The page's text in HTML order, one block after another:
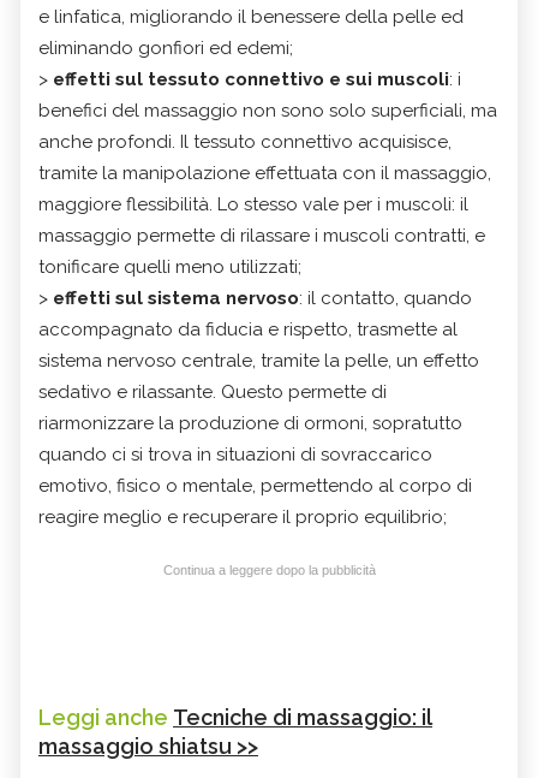
e linfatica, migliorando il benessere della pelle ed
eliminando gonfiori ed edemi;
> effetti sul tessuto connettivo e sui muscoli: i
benefici del massaggio non sono solo superficiali, ma
anche profondi. Il tessuto connettivo acquisisce,
tramite la manipolazione effettuata con il massaggio,
maggiore flessibilità. Lo stesso vale per i muscoli: il
massaggio permette di rilassare i muscoli contratti, e
tonificare quelli meno utilizzati;
> effetti sul sistema nervoso: il contatto, quando
accompagnato da fiducia e rispetto, trasmette al
sistema nervoso centrale, tramite la pelle, un effetto
sedativo e rilassante. Questo permette di
riarmonizzare la produzione di ormoni, sopratutto
quando ci si trova in situazioni di sovraccarico
emotivo, fisico o mentale, permettendo al corpo di
reagire meglio e recuperare il proprio equilibrio;
Continua a leggere dopo la pubblicità
Leggi anche Tecniche di massaggio: il
massaggio shiatsu >>